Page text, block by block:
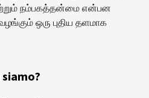
நம்பகத்தன்மை என்பன
ஒரு புதிய தளமாக